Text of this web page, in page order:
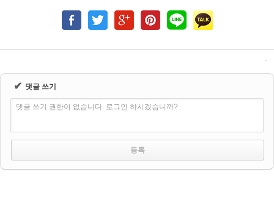
✔ 댓글 쓰기
댓글 쓰기 권한이 없습니다. 로그인 하시겠습니까?